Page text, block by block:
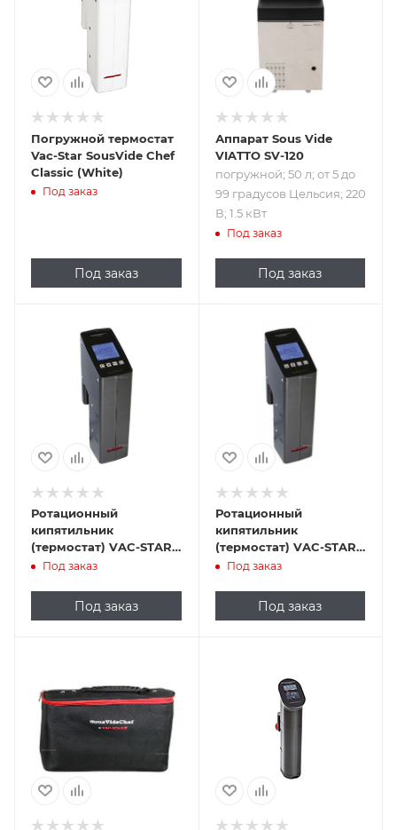
Погружной термостат
Vac-Star SousVide Chef
Classic (White)
Под заказ
Под заказ
градусов
Цельсия; 220 В; 1.5
Аппарат Sous Vide
VIATTO SV-120
погружной; 50 л; от 5 до
99 градусов Цельсия; 220
В; 1.5 кВт
Под заказ
Под заказ
Ротационный
кипятильник
(термостат) VAC-STAR
SousVide Chef 2 Classic
Под заказ
Под заказ
Ротационный
кипятильник
(термостат) VAC-STAR
SousVide Chef 2 Classic
Под заказ
Под заказ
погружной; 90 °С